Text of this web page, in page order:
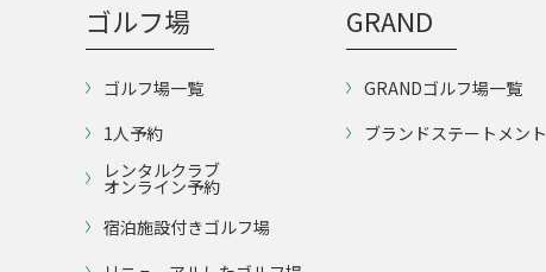
ゴルフ場
ゴルフ場一覧
1人予約
レンタルクラブ
オンライン予約
宿泊施設付きゴルフ場
GRAND
GRANDゴルフ場一覧
ブランドステートメント